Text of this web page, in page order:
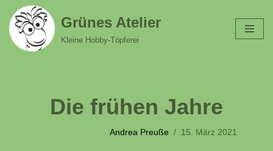
Zum
Inhalt
Grünes Atelier
Kleine Hobby-Töpferei
Die frühen Jahre
Andrea Preuße 15. März 2021